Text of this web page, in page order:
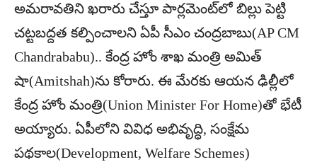
అమరావతిని ఖరారు చేస్తూ పార్లమెంట్‌లో బిల్లు పెట్టి
చట్టబద్దత కల్పించాలని ఏపీ సీఎం చంద్రబాబు(AP CM
Chandrababu).. కేంద్ర హోం శాఖ మంత్రి అమిత్
షా(Amitshah)ను కోరారు. ఈ మేరకు ఆయన ఢిల్లీలో
కేంద్ర హోం మంత్రి(Union Minister For Home)తో భేటీ
అయ్యారు. ఏపీలోని వివిధ అభివృద్ధి, సంక్షేమ
పథకాల(Development, Welfare Schemes)